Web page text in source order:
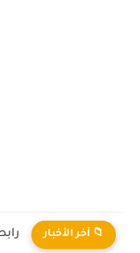
📁 آخر الأخبار